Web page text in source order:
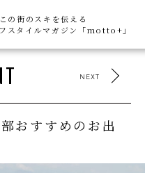
この街のスキを伝える
スタイルマガジン「motto+」
NEXT
おすすめのお出